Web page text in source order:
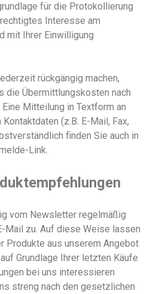
für die Protokollierung
Interesse am
mit Ihrer Einwilligung
rückgängig machen,
die Übermittlungskosten nach
Mitteilung in Textform an
(z.B. E-Mail, Fax,
finden Sie auch in
Link.
vom Newsletter regelmäßig
Mail zu. Auf diese Weise lassen
Produkte aus unserem Angebot
Grundlage Ihrer letzten Käufe
bei uns interessieren
streng nach den gesetzlichen